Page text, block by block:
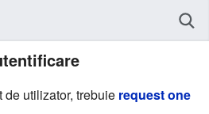
de utilizator, trebuie request one